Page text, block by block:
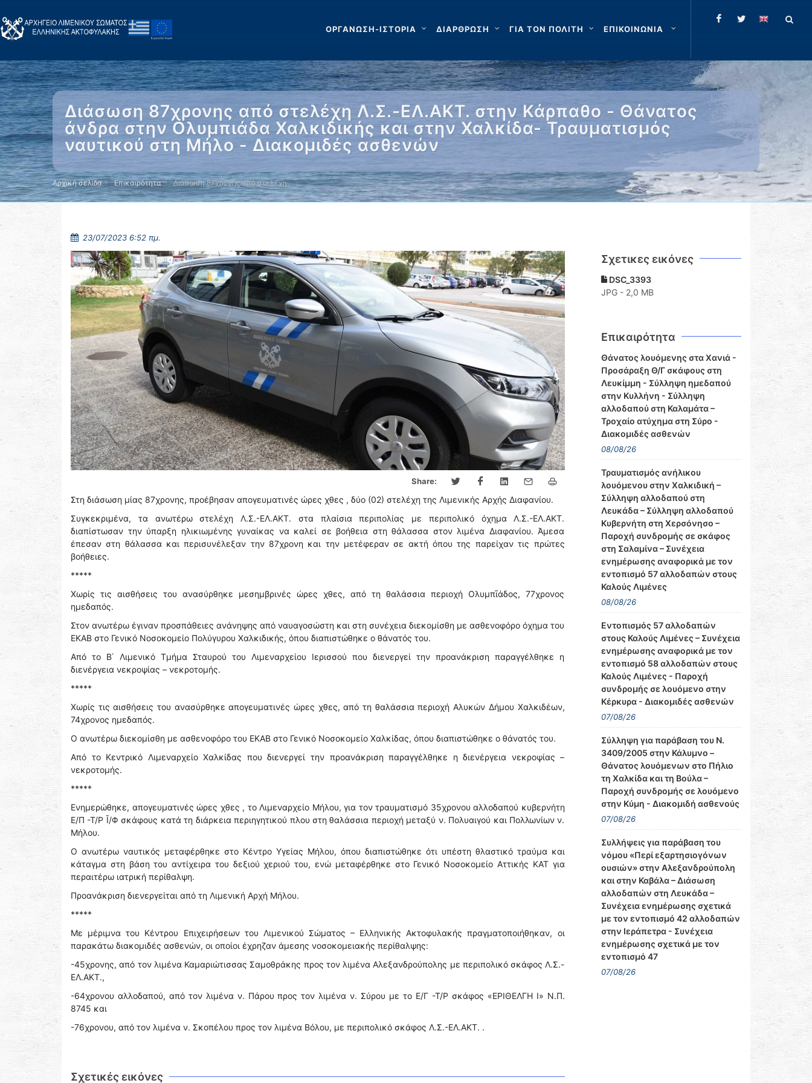
ΟΡΓΑΝΩΣΗ-ΙΣΤΟΡΙΑ ΔΙΑΡΘΡΩΣΗ ΓΙΑ ΤΟΝ ΠΟΛΙΤΗ ΕΠΙΚΟΙΝΩΝΙΑ
Διάσωση 87χρονης από στελέχη Λ.Σ.-ΕΛ.ΑΚΤ. στην Κάρπαθο - Θάνατος
άνδρα στην Ολυμπιάδα Χαλκιδικής και στην Χαλκίδα- Τραυματισμός
ναυτικού στη Μήλο - Διακομιδές ασθενών
Αρχική σελίδα Επικαιρότητα Διάσωση 87χρονης από στελέχη …
23/07/2023 6:52 πμ.
Share:
Στη διάσωση μίας 87χρονης, προέβησαν απογευματινές ώρες χθες , δύο (02) στελέχη της Λιμενικής Αρχής Διαφανίου.
Συγκεκριμένα, τα ανωτέρω στελέχη Λ.Σ.-ΕΛ.ΑΚΤ. στα πλαίσια περιπολίας με περιπολικό όχημα Λ.Σ.-ΕΛ.ΑΚΤ.
διαπίστωσαν την ύπαρξη ηλικιωμένης γυναίκας να καλεί σε βοήθεια στη θάλασσα στον λιμένα Διαφανίου. Άμεσα
έπεσαν στη θάλασσα και περισυνέλεξαν την 87χρονη και την μετέφεραν σε ακτή όπου της παρείχαν τις πρώτες
βοήθειες.
*****
Χωρίς τις αισθήσεις του ανασύρθηκε μεσημβρινές ώρες χθες, από τη θαλάσσια περιοχή Ολυμπῖάδος, 77χρονος
ημεδαπός.
Στον ανωτέρω έγιναν προσπάθειες ανάνηψης από ναυαγοσώστη και στη συνέχεια διεκομίσθη με ασθενοφόρο όχημα του
ΕΚΑΒ στο Γενικό Νοσοκομείο Πολύγυρου Χαλκιδικής, όπου διαπιστώθηκε ο θάνατός του.
Από το Β΄ Λιμενικό Τμήμα Σταυρού του Λιμεναρχείου Ιερισσού που διενεργεί την προανάκριση παραγγέλθηκε η
διενέργεια νεκροψίας – νεκροτομής.
*****
Χωρίς τις αισθήσεις του ανασύρθηκε απογευματινές ώρες χθες, από τη θαλάσσια περιοχή Αλυκών Δήμου Χαλκιδέων,
74χρονος ημεδαπός.
Ο ανωτέρω διεκομίσθη με ασθενοφόρο του ΕΚΑΒ στο Γενικό Νοσοκομείο Χαλκίδας, όπου διαπιστώθηκε ο θάνατός του.
Από το Κεντρικό Λιμεναρχείο Χαλκίδας που διενεργεί την προανάκριση παραγγέλθηκε η διενέργεια νεκροψίας –
νεκροτομής.
*****
Ενημερώθηκε, απογευματινές ώρες χθες , το Λιμεναρχείο Μήλου, για τον τραυματισμό 35χρονου αλλοδαπού κυβερνήτη
Ε/Π -Τ/Ρ Ῑ/Φ σκάφους κατά τη διάρκεια περιηγητικού πλου στη θαλάσσια περιοχή μεταξύ ν. Πολυαιγού και Πολλωνίων ν.
Μήλου.
Ο ανωτέρω ναυτικός μεταφέρθηκε στο Κέντρο Υγείας Μήλου, όπου διαπιστώθηκε ότι υπέστη θλαστικό τραύμα και
κάταγμα στη βάση του αντίχειρα του δεξιού χεριού του, ενώ μεταφέρθηκε στο Γενικό Νοσοκομείο Αττικής ΚΑΤ για
περαιτέρω ιατρική περίθαλψη.
Προανάκριση διενεργείται από τη Λιμενική Αρχή Μήλου.
*****
Με μέριμνα του Κέντρου Επιχειρήσεων του Λιμενικού Σώματος – Ελληνικής Ακτοφυλακής πραγματοποιήθηκαν, οι
παρακάτω διακομιδές ασθενών, οι οποίοι έχρηζαν άμεσης νοσοκομειακής περίθαλψης:
-45χρονης, από τον λιμένα Καμαριώτισσας Σαμοθράκης προς τον λιμένα Αλεξανδρούπολης με περιπολικό σκάφος Λ.Σ.-
ΕΛ.ΑΚΤ.,
-64χρονου αλλοδαπού, από τον λιμένα ν. Πάρου προς τον λιμένα ν. Σύρου με το Ε/Γ -Τ/Ρ σκάφος «ΕΡΙΘΕΛΓΗ Ι» Ν.Π.
8745 και
-76χρονου, από τον λιμένα ν. Σκοπέλου προς τον λιμένα Βόλου, με περιπολικό σκάφος Λ.Σ.-ΕΛ.ΑΚΤ. .
Σχετικές εικόνες
Σχετικες εικόνες
DSC_3393
JPG - 2,0 MB
Επικαιρότητα
Θάνατος λουόμενης στα Χανιά -
Προσάραξη Θ/Γ σκάφους στη
Λευκίμμη - Σύλληψη ημεδαπού
στην Κυλλήνη - Σύλληψη
αλλοδαπού στη Καλαμάτα –
Τροχαίο ατύχημα στη Σύρο -
Διακομιδές ασθενών
08/08/26
Τραυματισμός ανήλικου
λουόμενου στην Χαλκιδική –
Σύλληψη αλλοδαπού στη
Λευκάδα – Σύλληψη αλλοδαπού
Κυβερνήτη στη Χερσόνησο –
Παροχή συνδρομής σε σκάφος
στη Σαλαμίνα – Συνέχεια
ενημέρωσης αναφορικά με τον
εντοπισμό 57 αλλοδαπών στους
Καλούς Λιμένες
08/08/26
Εντοπισμός 57 αλλοδαπών
στους Καλούς Λιμένες – Συνέχεια
ενημέρωσης αναφορικά με τον
εντοπισμό 58 αλλοδαπών στους
Καλούς Λιμένες - Παροχή
συνδρομής σε λουόμενο στην
Κέρκυρα - Διακομιδές ασθενών
07/08/26
Σύλληψη για παράβαση του Ν.
3409/2005 στην Κάλυμνο –
Θάνατος λουόμενων στο Πήλιο
τη Χαλκίδα και τη Βούλα –
Παροχή συνδρομής σε λουόμενο
στην Κύμη - Διακομιδή ασθενούς
07/08/26
Συλλήψεις για παράβαση του
νόμου «Περί εξαρτησιογόνων
ουσιών» στην Αλεξανδρούπολη
και στην Καβάλα – Διάσωση
αλλοδαπών στη Λευκάδα –
Συνέχεια ενημέρωσης σχετικά
με τον εντοπισμό 42 αλλοδαπών
στην Ιεράπετρα - Συνέχεια
ενημέρωσης σχετικά με τον
εντοπισμό 47
07/08/26